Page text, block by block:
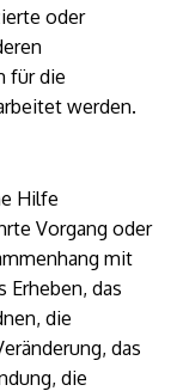
oder
für die
werden.
Hilfe
Vorgang oder
mit
Erheben, das
die
das
die